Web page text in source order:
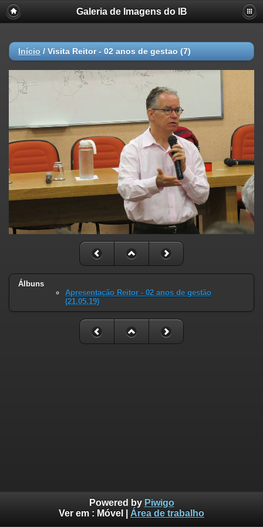
Galeria de Imagens do IB
Início / Visita Reitor - 02 anos de gestao (7)
Álbuns
Apresentação Reitor - 02 anos de gestão
(21.05.19)
Powered by Piwigo
Ver em : Móvel Área de trabalho